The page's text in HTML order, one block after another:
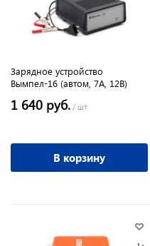
Зарядное устройство
Вымпел-16 (автом, 7А, 12В)
1 640 руб. / шт
В корзину